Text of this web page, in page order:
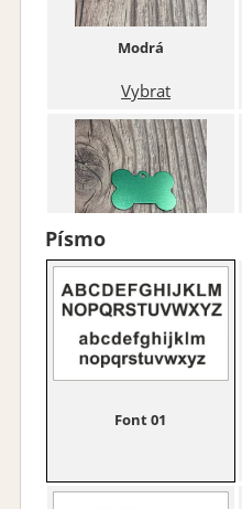
Modrá
Vybrat
Zelená
Vybrat
Růžová
Písmo
Font 01